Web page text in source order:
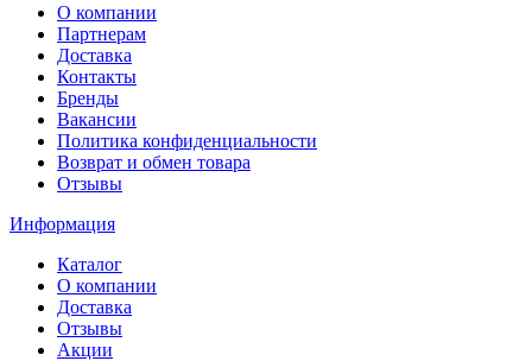
О компании
Партнерам
Доставка
Контакты
Бренды
Вакансии
Политика конфиденциальности
Возврат и обмен товара
Отзывы
Информация
Каталог
О компании
Доставка
Отзывы
Акции